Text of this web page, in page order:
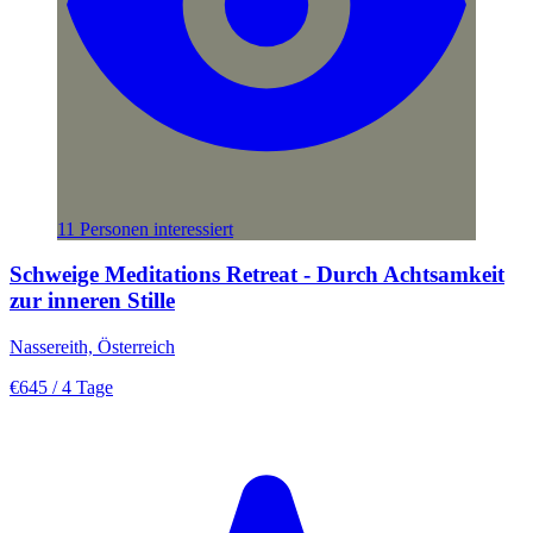
11 Personen interessiert
Schweige Meditations Retreat - Durch Achtsamkeit
zur inneren Stille
Nassereith, Österreich
€645 / 4 Tage